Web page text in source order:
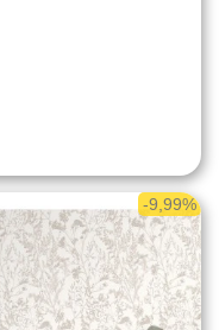
-9,99%